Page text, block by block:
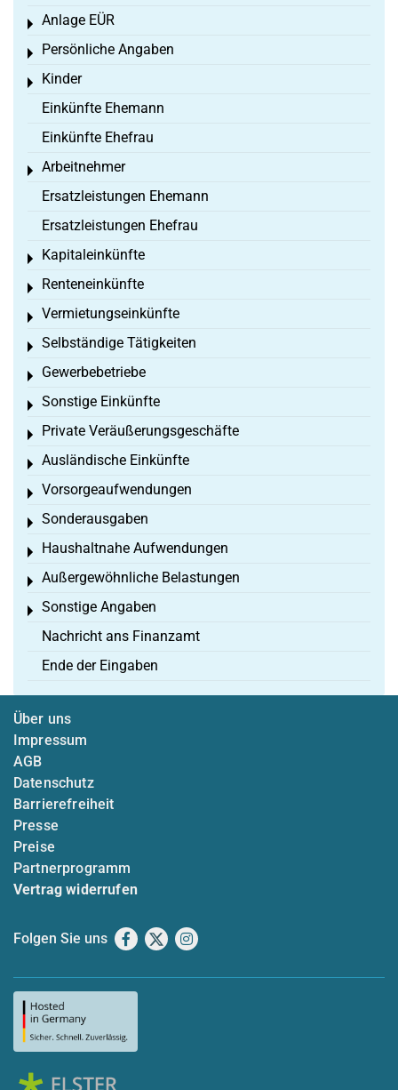
Anlage EÜR
Toggle menu
Persönliche Angaben
Toggle menu
Kinder
Toggle menu
Einkünfte Ehemann
Einkünfte Ehefrau
Arbeitnehmer
Toggle menu
Ersatzleistungen Ehemann
Ersatzleistungen Ehefrau
Kapitaleinkünfte
Toggle menu
Renteneinkünfte
Toggle menu
Vermietungseinkünfte
Toggle menu
Selbständige Tätigkeiten
Toggle menu
Gewerbebetriebe
Toggle menu
Sonstige Einkünfte
Toggle menu
Private Veräußerungsgeschäfte
Toggle menu
Ausländische Einkünfte
Toggle menu
Vorsorgeaufwendungen
Toggle menu
Sonderausgaben
Toggle menu
Haushaltnahe Aufwendungen
Toggle menu
Außergewöhnliche Belastungen
Toggle menu
Sonstige Angaben
Toggle menu
Nachricht ans Finanzamt
Ende der Eingaben
Über uns
Impressum
AGB
Datenschutz
Barrierefreiheit
Presse
Preise
Partnerprogramm
Vertrag widerrufen
Folgen Sie uns Facebook
X Instagram